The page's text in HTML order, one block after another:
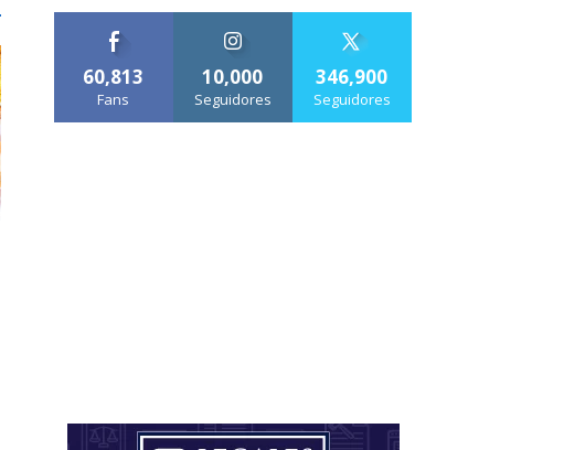
60,813
Fans
10,000
Seguidores
346,900
Seguidores